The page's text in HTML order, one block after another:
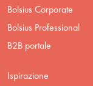
Bolsius Corporate
Bolsius Professional
B2B portale
Ispirazione